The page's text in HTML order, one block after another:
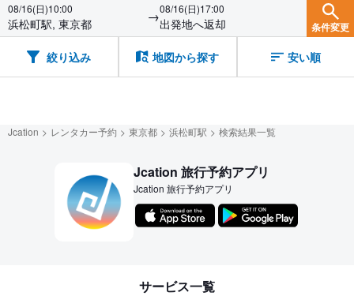
08/16(日)10:00
浜松町駅, 東京都 →08/16(日)17:00
出発地へ返却 条件変更
絞り込み 地図から探す 安い順
Jcation レンタカー予約 東京都 浜松町駅 検索結果一覧
Jcation 旅行予約アプリ
Jcation 旅行予約アプリ
サービス一覧